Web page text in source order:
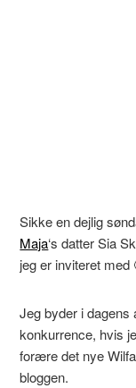
Sikke en dejlig
Maja‘s datter Sia
jeg er inviteret med
Jeg byder i
konkurrence, hvis
forære det nye
bloggen.